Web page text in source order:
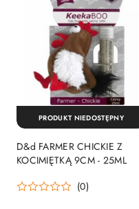
D&d FARMER CHICKIE Z
KOCIMIĘTKĄ 9CM - 25ML
(0)
PRODUKT NIEDOSTĘPNY